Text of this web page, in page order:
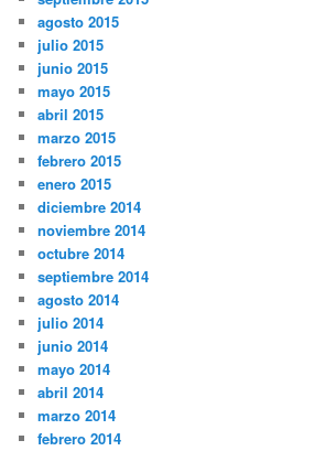
agosto 2015
julio 2015
junio 2015
mayo 2015
abril 2015
marzo 2015
febrero 2015
enero 2015
diciembre 2014
noviembre 2014
octubre 2014
septiembre 2014
agosto 2014
julio 2014
junio 2014
mayo 2014
abril 2014
marzo 2014
febrero 2014